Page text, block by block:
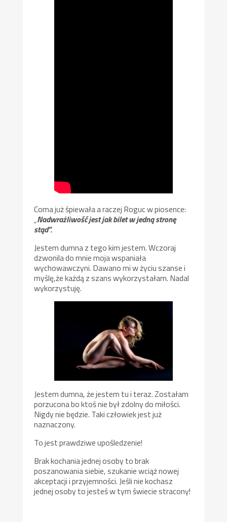
Coma już śpiewała a raczej Roguc w piosence:
„Nadwrażliwość jest jak bilet w jedną stronę
stąd”.
Jestem dumna z tego kim jestem. Wczoraj
dzwonila do mnie moja wspaniała
wychowawczyni. Dawano mi w życiu szanse i
myślę,że każdą z szans wykorzystałam. Nadal
wykorzystuję.
Jestem dumna, że jestem tu i teraz. Zostałam
porzucona bo ktoś nie był zdolny do miłości.
Nigdy nie będzie. Taki człowiek jest już
naznaczony.
To jest prawdziwe upośledzenie!
Brak kochania jednej osoby to brak
poszanowania siebie, szukanie wciąż nowej
akceptacji i przyjemności. Jeśli nie kochasz
jednej osoby to jesteś w tym świecie stracony!